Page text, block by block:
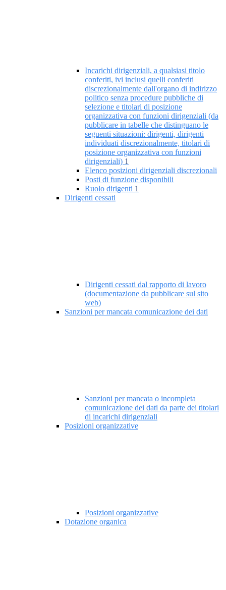
Incarichi dirigenziali, a qualsiasi titolo
conferiti, ivi inclusi quelli conferiti
discrezionalmente dall'organo di indirizzo
politico senza procedure pubbliche di
selezione e titolari di posizione
organizzativa con funzioni dirigenziali (da
pubblicare in tabelle che distinguano le
seguenti situazioni: dirigenti, dirigenti
individuati discrezionalmente, titolari di
posizione organizzativa con funzioni
dirigenziali) 1
Elenco posizioni dirigenziali discrezionali
Posti di funzione disponibili
Ruolo dirigenti 1
Dirigenti cessati
Dirigenti cessati dal rapporto di lavoro
(documentazione da pubblicare sul sito
web)
Sanzioni per mancata comunicazione dei dati
Sanzioni per mancata o incompleta
comunicazione dei dati da parte dei titolari
di incarichi dirigenziali
Posizioni organizzative
Posizioni organizzative
Dotazione organica